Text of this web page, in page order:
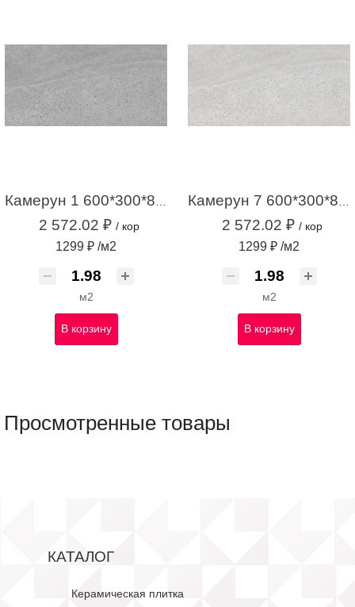
2 572.02 ₽ / кор
1299 ₽ /м2
м2
В корзину
2 572.02 ₽ / кор
1299 ₽ /м2
м2
В корзину
Просмотренные товары
КАТАЛОГ
Керамическая плитка